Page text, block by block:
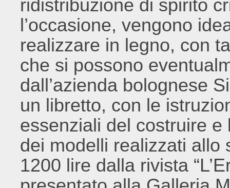
ridistribuzione di spirito
l’occasione, vengono
realizzare in legno, con
che si possono
dall’azienda bolognese
un libretto, con le
essenziali del costruire
dei modelli realizzati allo
1200 lire dalla rivista